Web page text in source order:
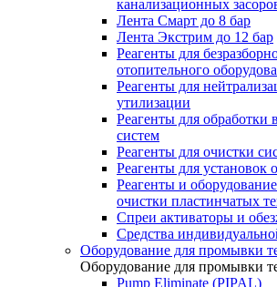
канализационных
Лента Смарт до 8 бар
Лента Экстрим до 12 бар
Реагенты для
отопительного
Реагенты для
утилизации
Реагенты для обработки
систем
Реагенты для очистки
Реагенты для установок
Реагенты и
очистки пластинчатых
Спреи активаторы и
Средства
Оборудование для промывки
Оборудование для промывки
Pump Eliminate (PIPAL)